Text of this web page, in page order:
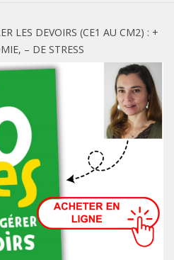
LES DEVOIRS (CE1 AU CM2) : +
– DE STRESS